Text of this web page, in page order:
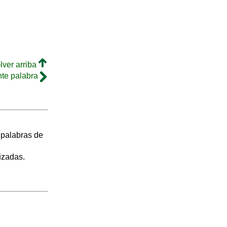
arriba
palabra
de